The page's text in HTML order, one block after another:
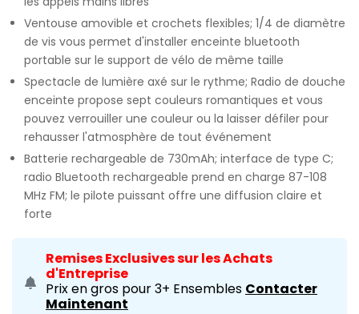
Ventouse amovible et crochets flexibles; 1/4 de diamètre
de vis vous permet d'installer enceinte bluetooth
portable sur le support de vélo de même taille
Spectacle de lumière axé sur le rythme; Radio de douche
enceinte propose sept couleurs romantiques et vous
pouvez verrouiller une couleur ou la laisser défiler pour
rehausser l'atmosphère de tout événement
Batterie rechargeable de 730mAh; interface de type C;
radio Bluetooth rechargeable prend en charge 87-108
MHz FM; le pilote puissant offre une diffusion claire et
forte
Remises Exclusives sur les Achats
d'Entreprise
Prix en gros pour 3+ Ensembles Contacter
Maintenant